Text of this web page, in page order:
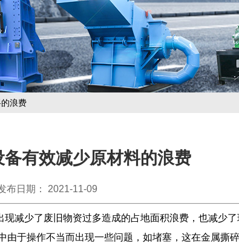
浪费
有效减少原材料的浪费
布日期： 2021-11-09
减少了废旧物资过多造成的占地面积浪费，也减少
于操作不当而出现一些问题，如堵塞，这在金属撕